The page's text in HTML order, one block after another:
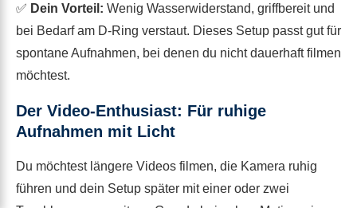
✅ Dein Vorteil: Wenig Wasserwiderstand, griffbereit und
bei Bedarf am D-Ring verstaut. Dieses Setup passt gut für
spontane Aufnahmen, bei denen du nicht dauerhaft filmen
möchtest.
Der Video-Enthusiast: Für ruhige
Aufnahmen mit Licht
Du möchtest längere Videos filmen, die Kamera ruhig
führen und dein Setup später mit einer oder zwei